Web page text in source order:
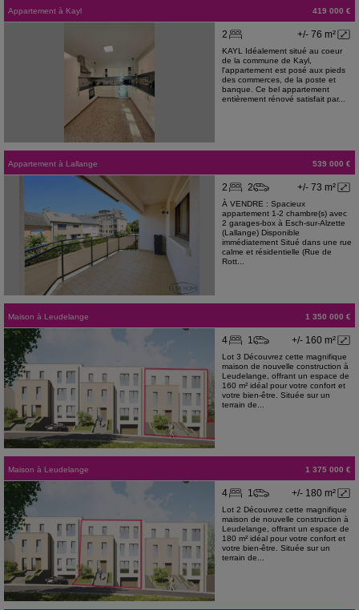
Appartement à Kayl 419 000 €
+/- 76 m²
2
KAYL Idéalement situé au coeur
de la commune de Kayl,
l'appartement est posé aux pieds
des commerces, de la poste et
banque. Ce bel appartement
entièrement rénové satisfait par...
Appartement à Lallange 539 000 €
+/- 73 m²
2 2
À VENDRE : Spacieux
appartement 1-2 chambre(s) avec
2 garages-box à Esch-sur-Alzette
(Lallange) Disponible
immédiatement Situé dans une rue
calme et résidentielle (Rue de
Rott...
Maison à Leudelange 1 350 000 €
+/- 160 m²
4 1
Lot 3 Découvrez cette magnifique
maison de nouvelle construction à
Leudelange, offrant un espace de
160 m² idéal pour votre confort et
votre bien-être. Située sur un
terrain de...
Maison à Leudelange 1 375 000 €
+/- 180 m²
4 1
Lot 2 Découvrez cette magnifique
maison de nouvelle construction à
Leudelange, offrant un espace de
180 m² idéal pour votre confort et
votre bien-être. Située sur un
terrain de...